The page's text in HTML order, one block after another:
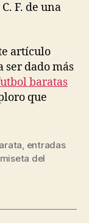
F. de una
artículo
dado más
baratas
que
entradas
del